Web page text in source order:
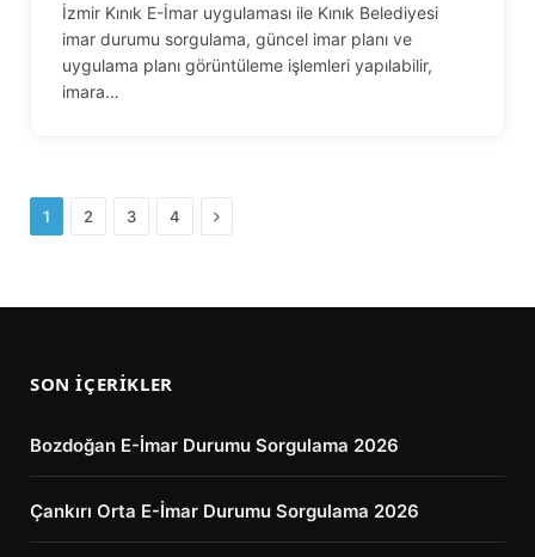
İzmir Kınık E-İmar uygulaması ile Kınık Belediyesi
imar durumu sorgulama, güncel imar planı ve
uygulama planı görüntüleme işlemleri yapılabilir,
imara…
1 2 3 4 Next
SON İÇERIKLER
Bozdoğan E-İmar Durumu Sorgulama 2026
Çankırı Orta E-İmar Durumu Sorgulama 2026